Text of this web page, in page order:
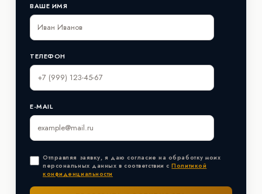
ВАШЕ ИМЯ
ТЕЛЕФОН
E-MAIL
Отправляя заявку, я даю согласие на обработку моих
персональных данных в соответствии сПолитикой
конфиденциальности